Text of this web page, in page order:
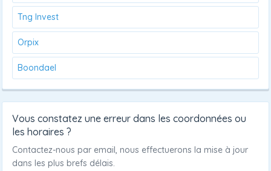
Tng Invest
Orpix
Boondael
Vous constatez une erreur dans les coordonnées ou
les horaires ?
Contactez-nous par email, nous effectuerons la mise à jour
dans les plus brefs délais.